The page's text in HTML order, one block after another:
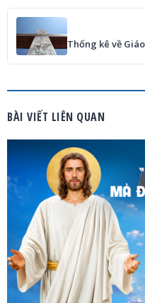
Thống kê về
BÀI VIẾT LIÊN QUAN